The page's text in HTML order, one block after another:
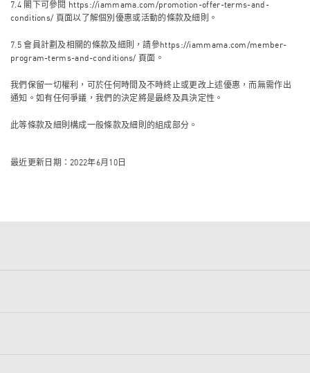
7.4 閣下可參閱
https://iammama.com/promotion-offer-terms-and-
conditions/ 頁面以了解個別優惠或活動的條款及細則。
7.5 會員計劃及相關的條款及細則，請參https://iammama.com/member-
program-terms-and-conditions/ 頁面。
我們保留一切權利，可於任何時間及不時終止或更改上述優惠，而無需作出
通知。如有任何爭議，我們的決定將是最終及具決定性。
此等條款及細則構成一般條款及細則的組成部分。
最近更新日期：2022年6月10日